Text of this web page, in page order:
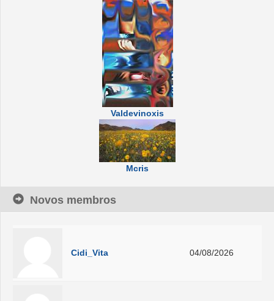
Valdevinoxis
Mcris
Novos membros
Cidi_Vita 04/08/2026